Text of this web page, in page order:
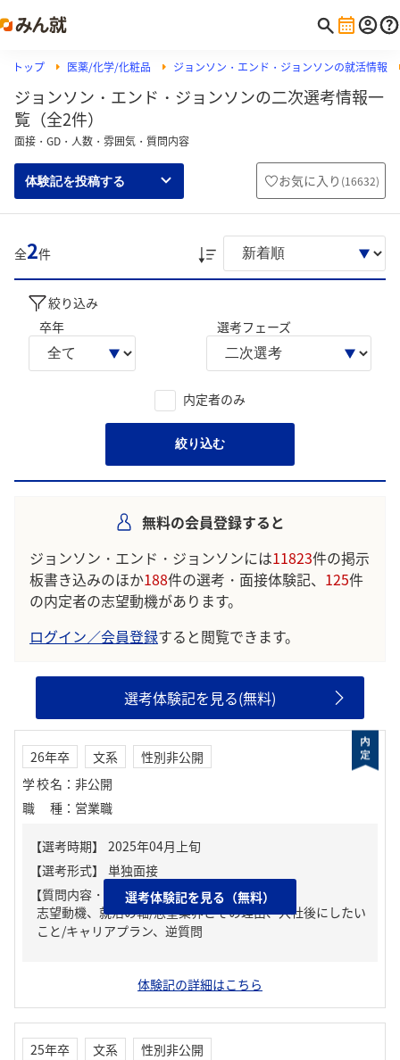
トップ 医薬/化学/化粧品 ジョンソン・エンド・ジョンソンの就活情報
ジョンソン・エンド・ジョンソンの二次選考情報一
覧（全2件）
面接・GD・人数・雰囲気・質問内容
体験記を投稿する お気に入り (16632)
全2件
絞り込み
卒年
選考フェーズ
内定者のみ
絞り込む
無料の会員登録すると
ジョンソン・エンド・ジョンソンには11823件の掲示
板書き込みのほか188件の選考・面接体験記、 125件
の内定者の志望動機があります。
ログイン／会員登録すると閲覧できます。
選考体験記を見る(無料)
26年卒 文系
性別非公開
学校名 ： 非公開
職種 ： 営業職
【質問内容・課題】
志望動機、就活の軸/志望業界とその理由、入社後にしたい
こと/キャリアプラン、逆質問
選考体験記を見る（無料）
体験記の詳細はこちら
25年卒 文系
性別非公開